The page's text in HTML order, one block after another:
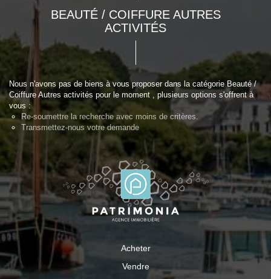
BEAUTÉ / COIFFURE AUTRES
ACTIVITÉS
Nous n'avons pas de biens à vous proposer dans la catégorie Beauté /
Coiffure Autres activités pour le moment , plusieurs options s'offrent à
vous :
Re-soumettre la recherche avec moins de critères.
Transmettez-nous votre demande
Acheter
Vendre